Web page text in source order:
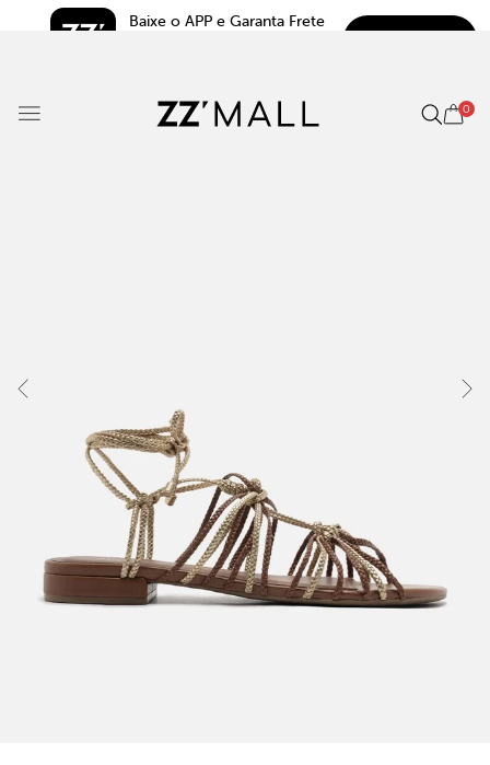
Baixe o APP e Garanta Frete
0